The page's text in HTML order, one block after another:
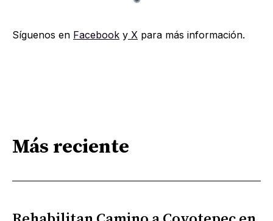
Síguenos en Facebook y X para más información.
Más reciente